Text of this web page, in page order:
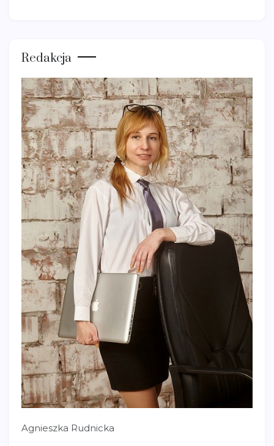
Redakcja
Agnieszka Rudnicka